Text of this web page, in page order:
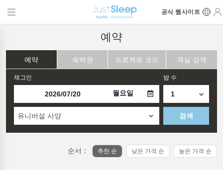
공식 웹사이트
예약
예약 숙박권 프로젝트 코드 객실 검색
체그인
월요일
밤 수
유니버설 사양 검색
순서： 추천 순 낮은 가격 순 높은 가격 순